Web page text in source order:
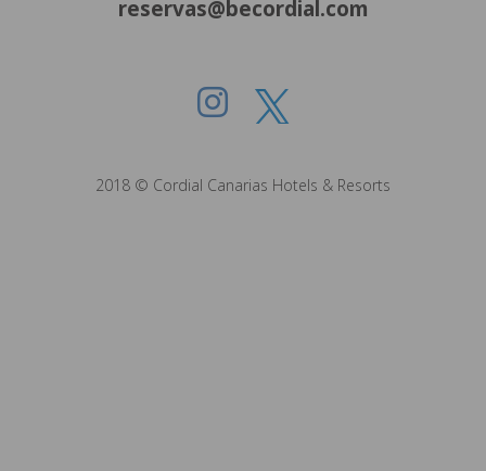
reservas@becordial.com
2018 © Cordial Canarias Hotels & Resorts